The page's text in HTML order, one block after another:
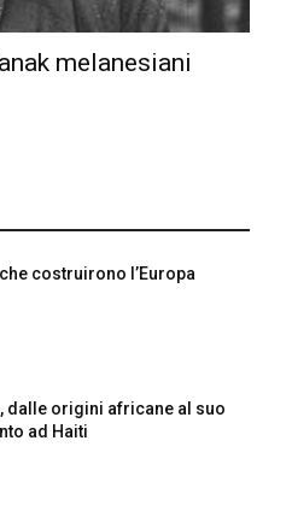
melanesiani
costruirono l’Europa
dalle origini africane al suo
ad Haiti